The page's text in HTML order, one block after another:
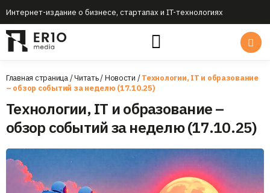
Интернет-издание о бизнесе, стартапах и IT-технологиях
Главная страница/Читать/Новости /Технологии, IT и образование
– обзор событий за неделю (17.10.25)
Технологии, IT и образование –
обзор событий за неделю (17.10.25)